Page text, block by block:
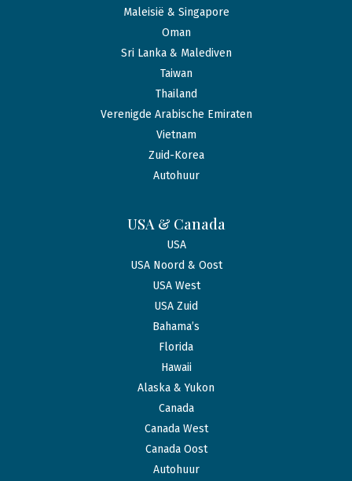
Maleisië & Singapore
Oman
Sri Lanka & Malediven
Taiwan
Thailand
Verenigde Arabische Emiraten
Vietnam
Zuid-Korea
Autohuur
USA & Canada
USA
USA Noord & Oost
USA West
USA Zuid
Bahama’s
Florida
Hawaii
Alaska & Yukon
Canada
Canada West
Canada Oost
Autohuur